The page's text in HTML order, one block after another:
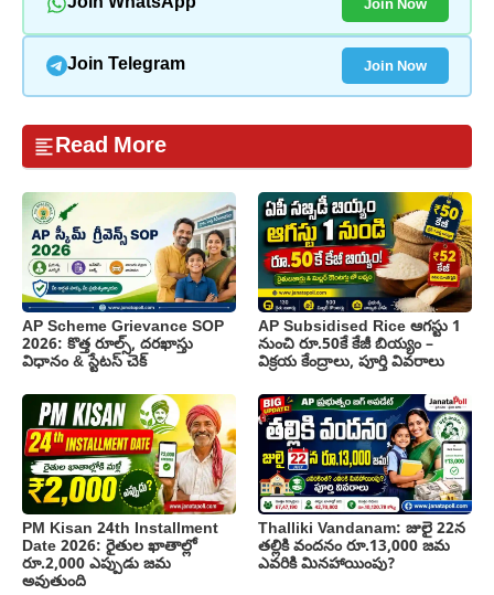
Join Telegram Join Now
Read More
AP Scheme Grievance SOP
2026: కొత్త రూల్స్, దరఖాస్తు
విధానం & స్టేటస్ చెక్
AP Subsidised Rice ఆగస్టు 1
నుంచి రూ.50కే కేజీ బియ్యం –
విక్రయ కేంద్రాలు, పూర్తి వివరాలు
PM Kisan 24th Installment
Date 2026: రైతుల ఖాతాల్లో
రూ.2,000 ఎప్పుడు జమ
అవుతుంది
Thalliki Vandanam: జులై 22న
తల్లికి వందనం రూ.13,000 జమ
ఎవరికి మినహాయింపు?